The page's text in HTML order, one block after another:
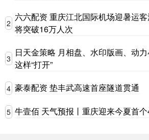
2
六六配资 重庆江北国际机场迎暑运
将突破16万人次
3
日天金策略 月相盘、水印版画、动
这样“打开”
4 豪泰配资 垫丰武高速首座隧道贯通
5 牛壹佰 天气预报丨重庆迎来今夏首